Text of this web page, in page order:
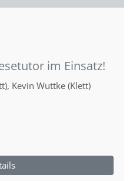
im Einsatz!
Kevin Wuttke (Klett)